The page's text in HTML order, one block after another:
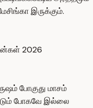
இருக்கும்.
2026
போகுது மாசம்
போகவே இல்லை